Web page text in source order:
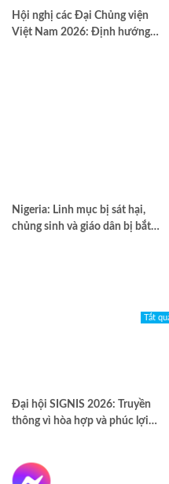
Hội nghị các Đại Chủng viện
Việt Nam 2026: Định hướng
Nigeria: Linh mục bị sát hại,
chủng sinh và giáo dân bị bắt
Đại hội SIGNIS 2026: Truyền
thông vì hòa hợp và phúc lợi
Tắt